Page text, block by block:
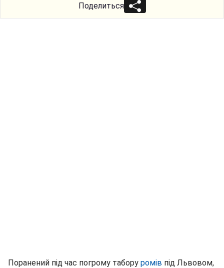
Поделиться
Поранений під час погрому табору ромів під Львовом,